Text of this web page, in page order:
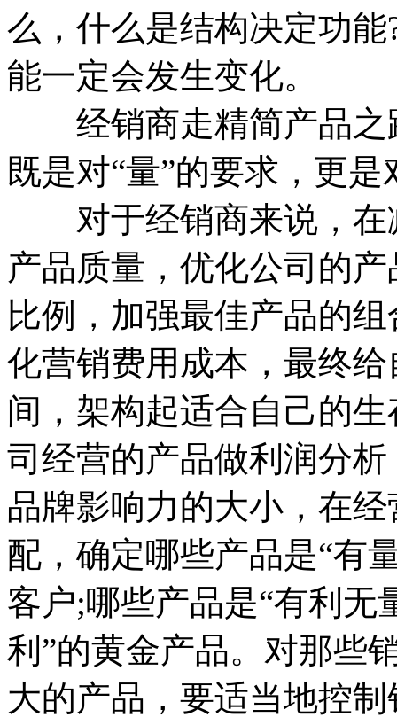
么，什么是结构决定功
能一定会发生变化。
经销商走精简产品之
既是对“量”的要求，更是
对于经销商来说，在
产品质量，优化公司的
比例，加强最佳产品的
化营销费用成本，最终
间，架构起适合自己的
司经营的产品做利润分
品牌影响力的大小，在
配，确定哪些产品是“有
客户;哪些产品是“有利无
利”的黄金产品。对那些
大的产品，要适当地控